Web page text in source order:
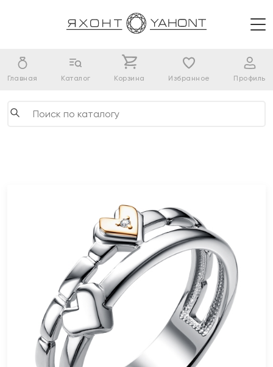
Главная Каталог Корзина Избранное Профиль